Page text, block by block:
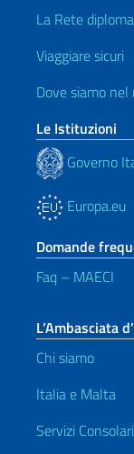
La Rete
Viaggiare sicuri
Dove siamo nel
Le Istituzioni
Governo
Europa.eu
Domande
Faq – MAECI
L’Ambasciata
Chi siamo
Italia e Malta
Servizi